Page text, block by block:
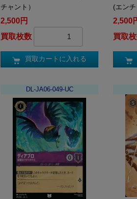
チャント）
2,500円
買取枚数
買取カートに入れる
(エンチ
買取
DL-JA06-049-UC